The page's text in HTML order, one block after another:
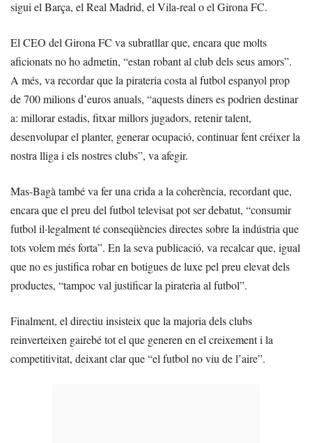
sigui el Barça, el Real Madrid, el Vila-real o el Girona FC.
El CEO del Girona FC va subratllar que, encara que molts
aficionats no ho admetin, “estan robant al club dels seus amors”.
A més, va recordar que la pirateria costa al futbol espanyol prop
de 700 milions d’euros anuals, “aquests diners es podrien destinar
a: millorar estadis, fitxar millors jugadors, retenir talent,
desenvolupar el planter, generar ocupació, continuar fent créixer la
nostra lliga i els nostres clubs”, va afegir.
Mas-Bagà també va fer una crida a la coherència, recordant que,
encara que el preu del futbol televisat pot ser debatut, “consumir
futbol il·legalment té conseqüències directes sobre la indústria que
tots volem més forta”. En la seva publicació, va recalcar que, igual
que no es justifica robar en botigues de luxe pel preu elevat dels
productes, “tampoc val justificar la pirateria al futbol”.
Finalment, el directiu insisteix que la majoria dels clubs
reinverteixen gairebé tot el que generen en el creixement i la
competitivitat, deixant clar que “el futbol no viu de l’aire”.